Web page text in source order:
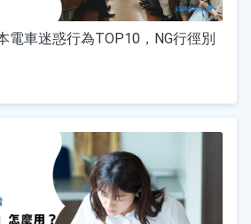
電車迷惑行為TOP10，NG行徑別